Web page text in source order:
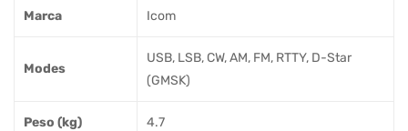
Marca Icom
Modes
USB, LSB, CW, AM, FM, RTTY, D-Star
(GMSK)
Peso (kg) 4.7